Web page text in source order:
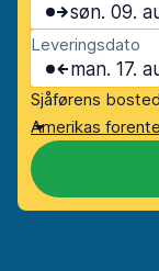
søn. 09.
Leveringsdato
man. 17.
Sjåførens
Amerikas